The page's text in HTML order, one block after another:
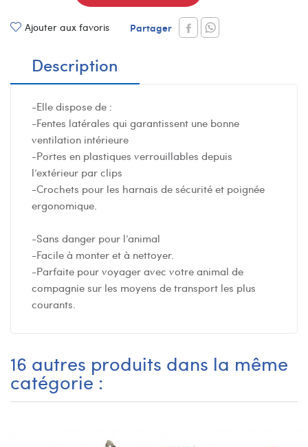
Ajouter aux favoris Partager
Description
-Elle dispose de :
-Fentes latérales qui garantissent une bonne
ventilation intérieure
-Portes en plastiques verrouillables depuis
l’extérieur par clips
-Crochets pour les harnais de sécurité et poignée
ergonomique.
-Sans danger pour l’animal
-Facile à monter et à nettoyer.
-Parfaite pour voyager avec votre animal de
compagnie sur les moyens de transport les plus
courants.
16 autres produits dans la même
catégorie :